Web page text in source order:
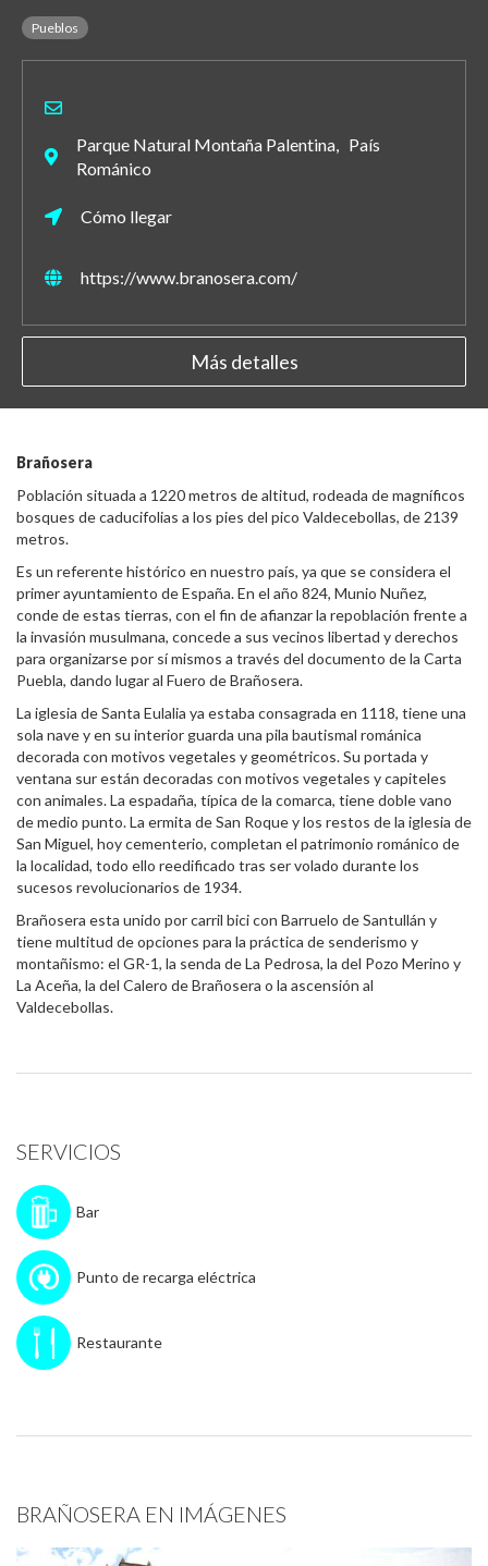
Pueblos
Parque Natural Montaña Palentina, País
Románico
Cómo llegar
https://www.branosera.com/
Más detalles
Brañosera
Población situada a 1220 metros de altitud, rodeada de magníficos
bosques de caducifolias a los pies del pico Valdecebollas, de 2139
metros.
Es un referente histórico en nuestro país, ya que se considera el
primer ayuntamiento de España. En el año 824, Munio Nuñez,
conde de estas tierras, con el fin de afianzar la repoblación frente a
la invasión musulmana, concede a sus vecinos libertad y derechos
para organizarse por sí mismos a través del documento de la Carta
Puebla, dando lugar al Fuero de Brañosera.
La iglesia de Santa Eulalia ya estaba consagrada en 1118, tiene una
sola nave y en su interior guarda una pila bautismal románica
decorada con motivos vegetales y geométricos. Su portada y
ventana sur están decoradas con motivos vegetales y capiteles
con animales. La espadaña, típica de la comarca, tiene doble vano
de medio punto. La ermita de San Roque y los restos de la iglesia de
San Miguel, hoy cementerio, completan el patrimonio románico de
la localidad, todo ello reedificado tras ser volado durante los
sucesos revolucionarios de 1934.
Brañosera esta unido por carril bici con Barruelo de Santullán y
tiene multitud de opciones para la práctica de senderismo y
montañismo: el GR-1, la senda de La Pedrosa, la del Pozo Merino y
La Aceña, la del Calero de Brañosera o la ascensión al
Valdecebollas.
SERVICIOS
Bar
Punto de recarga eléctrica
Restaurante
BRAÑOSERA EN IMÁGENES